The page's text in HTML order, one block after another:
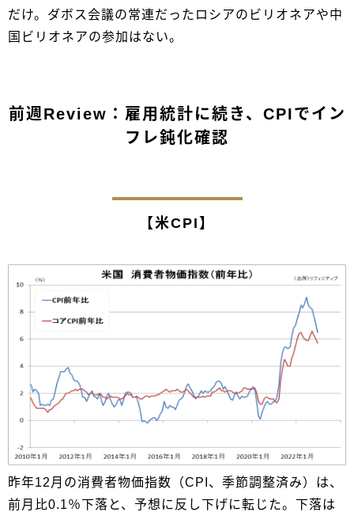
だけ。ダボス会議の常連だったロシアのビリオネアや中
国ビリオネアの参加はない。
前週Review：雇用統計に続き、CPIでイン
フレ鈍化確認
【米CPI】
昨年12月の消費者物価指数（CPI、季節調整済み）は、
前月比0.1％下落と、予想に反し下げに転じた。下落は